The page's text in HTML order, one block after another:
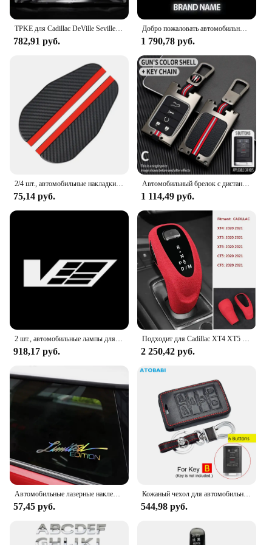
TPKE для Cadillac DeVille Seville DTS ATS STS Canbus автомобильные лампочки Интерьер Карта Купол багажник номерной знак фотоаксессуары
782,91 руб.
Добро пожаловать автомобильные дверные фары для Cadillac CT5 CT6 XT4 XT5 XT6 ATS-L SRX XTS Icon hd Светодиодная лампа проектор Лазерный привидение тень подходящие
1 790,78 руб.
75,14 руб.
Автомобильный брелок с дистанционным управлением из сплава, чехол для Chevrolet C7, Corvette, Cadillac CTS, ATS 28T, CTSV, XTS, DTS, SLS, SRX, XLS, STS, Escalade
1 114,49 руб.
918,17 руб. 2 250,42 руб.
57,45 руб.
Кожаный чехол для автомобильных ключей для Cadillac Escalade SRX XTS ATSL SLS CTS STS ATS BLS, смарт-брелок для чехол брелока Дистанционного управления без ключа
544,98 руб.